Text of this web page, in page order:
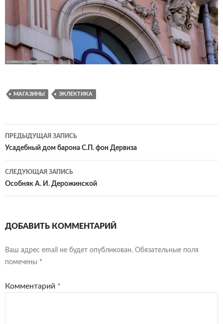
МАГАЗИНЫ ЭКЛЕКТИКА
Навигация
по
записям
ПРЕДЫДУЩАЯ ЗАПИСЬ
Усадебный дом барона С.П. фон Дервиза
СЛЕДУЮЩАЯ ЗАПИСЬ
Особняк А. И. Дерожинской
ДОБАВИТЬ КОММЕНТАРИЙ
Ваш адрес email не будет опубликован. Обязательные поля
помечены *
Комментарий *